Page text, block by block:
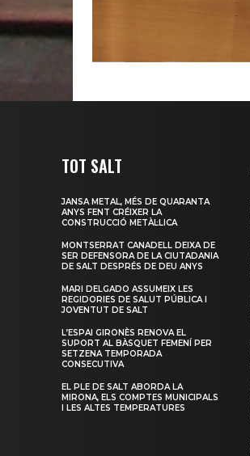
TOT SALT
JANSA METAL, MÉS DE QUARANTA
ANYS FENT CRÉIXER LA
CONSTRUCCIÓ METÀL·LICA
MONTSERRAT CANADELL DEIXA DE
SER DEFENSORA DE LA CIUTADANIA
DE SALT DESPRÉS DE DEU ANYS
MARI DELGADO ASSUMEIX LES
REGIDORIES DE SALUT PÚBLICA I
JOVENTUT DE SALT
L’ESPAI GIRONÈS RENOVA EL
SUPORT AL BÀSQUET FEMENÍ PER
SETZENA TEMPORADA
CONSECUTIVA
EL PLE DE SALT ABORDA LA
MIRONA, ELS COMPTES MUNICIPALS
I LES ALTES TEMPERATURES